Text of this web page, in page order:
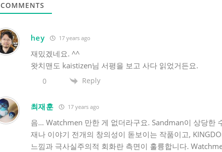
COMMENTS
hey 17 years ago
재밌겠네요. ^^
왓치맨도 kaistizen님 서평을 보고 사다 읽었거든요.
0 Reply
최재훈 17 years ago
음… Watchmen 만한 게 없더라구요. Sandman이 상당한
재나 이야기 전개의 창의성이 돋보이는 작품이고,
느낌과 극사실주의적 회화란 측면이 훌륭합니다.